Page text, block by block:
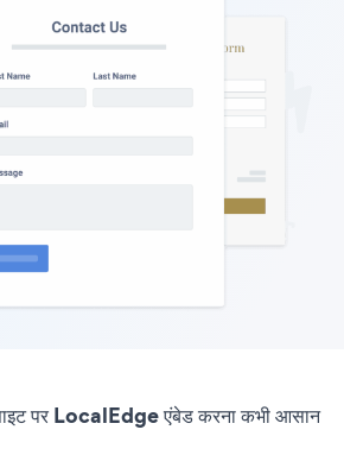
पर LocalEdge एंबेड करना कभी आसान